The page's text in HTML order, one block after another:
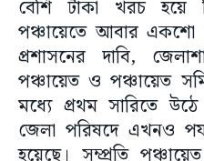
বেশি টাকা খরচ
পঞ্চায়েতে আবার একশো
প্রশাসনের দাবি,
পঞ্চায়েত ও পঞ্চায়েত
মধ্যে প্রথম সারিতে
জেলা পরিষদে এখনও